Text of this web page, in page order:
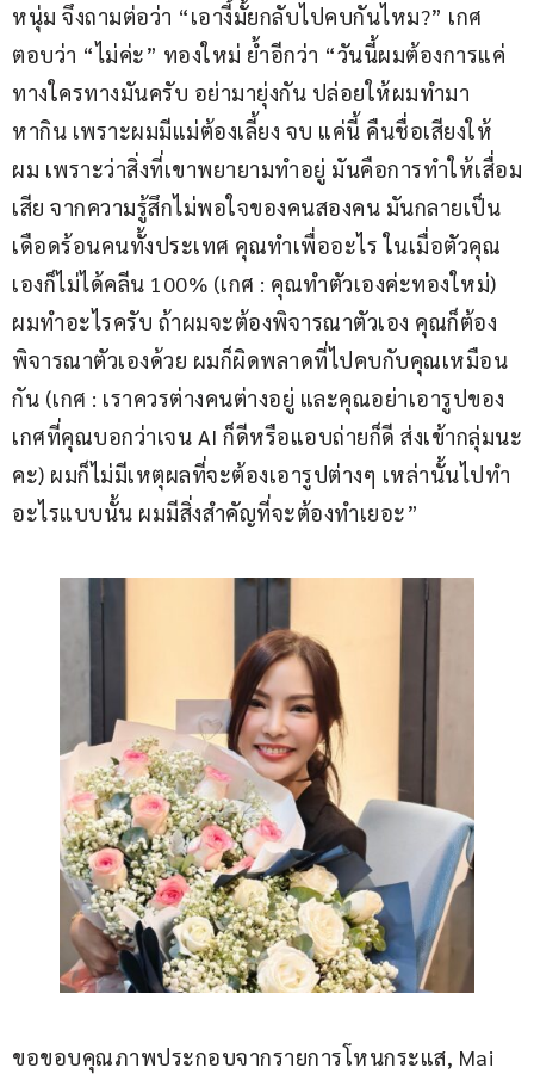
หนุ่ม จึงถามต่อว่า “เอางี้มั้ยกลับไปคบกันไหม?” เกศ
ตอบว่า “ไม่ค่ะ” ทองใหม่ ย้ำอีกว่า “วันนี้ผมต้องการแค่
ทางใครทางมันครับ อย่ามายุ่งกัน ปล่อยให้ผมทำมา
หากิน เพราะผมมีแม่ต้องเลี้ยง จบ แค่นี้ คืนชื่อเสียงให้
ผม เพราะว่าสิ่งที่เขาพยายามทำอยู่ มันคือการทำให้เสื่อม
เสีย จากความรู้สึกไม่พอใจของคนสองคน มันกลายเป็น
เดือดร้อนคนทั้งประเทศ คุณทำเพื่ออะไร ในเมื่อตัวคุณ
เองก็ไม่ได้คลีน 100% (เกศ : คุณทำตัวเองค่ะทองใหม่)
ผมทำอะไรครับ ถ้าผมจะต้องพิจารณาตัวเอง คุณก็ต้อง
พิจารณาตัวเองด้วย ผมก็ผิดพลาดที่ไปคบกับคุณเหมือน
กัน (เกศ : เราควรต่างคนต่างอยู่ และคุณอย่าเอารูปของ
เกศที่คุณบอกว่าเจน AI ก็ดีหรือแอบถ่ายก็ดี ส่งเข้ากลุ่มนะ
คะ) ผมก็ไม่มีเหตุผลที่จะต้องเอารูปต่างๆ เหล่านั้นไปทำ
อะไรแบบนั้น ผมมีสิ่งสำคัญที่จะต้องทำเยอะ”
ขอขอบคุณภาพประกอบจากรายการโหนกระแส, Mai